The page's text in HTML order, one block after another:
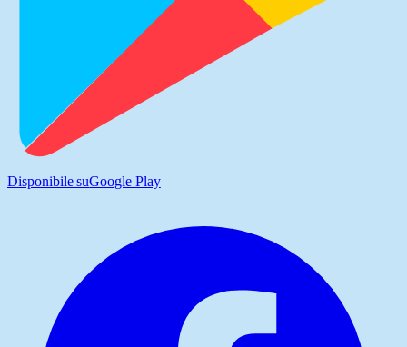
Disponibile suGoogle Play